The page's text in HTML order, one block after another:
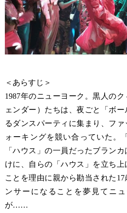
＜あらすじ＞
1987年のニューヨーク。黒人の
ェンダー）たちは、夜ごと「ボ
るダンスパーティに集まり、フ
ォーキングを競い合っていた。
「ハウス」の一員だったブラン
けに、自らの「ハウス」を立ち
ことを理由に親から勘当された
ンサーになることを夢見てニ
が……